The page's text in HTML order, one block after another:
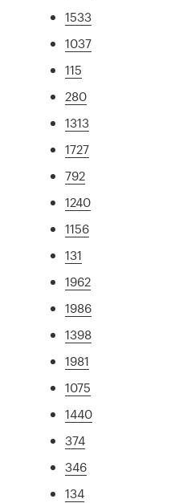
1533
1037
115
280
1313
1727
792
1240
1156
131
1962
1986
1398
1981
1075
1440
374
346
134